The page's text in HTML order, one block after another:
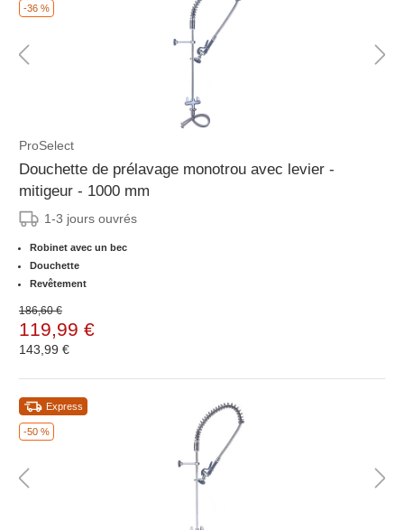
-36 %
ProSelect
Douchette de prélavage monotrou avec levier -
mitigeur - 1000 mm
1-3 jours ouvrés
Robinet avec un bec
Douchette
Revêtement
186,60 €
119,99 €
143,99 €
-50 %
Express